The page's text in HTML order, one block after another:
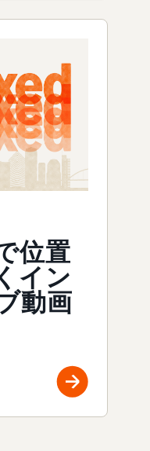
位置
イン
動画